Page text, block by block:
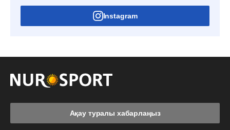
Instagram
Ақау туралы хабарлаңыз